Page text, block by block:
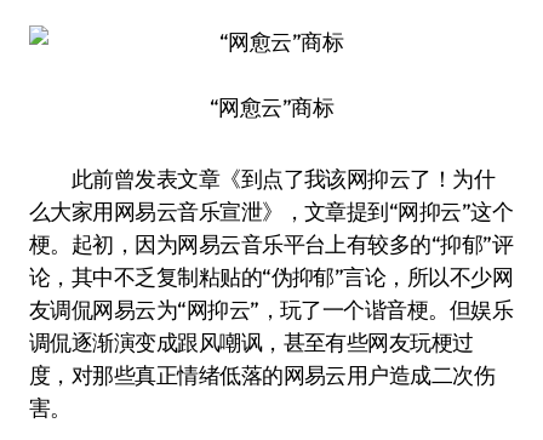
“网愈云”商标
此前曾发表文章《到点了我该网抑云了！为什
么大家用网易云音乐宣泄》，文章提到“网抑云”这个
梗。起初，因为网易云音乐平台上有较多的“抑郁”评
论，其中不乏复制粘贴的“伪抑郁”言论，所以不少网
友调侃网易云为“网抑云”，玩了一个谐音梗。但娱乐
调侃逐渐演变成跟风嘲讽，甚至有些网友玩梗过
度，对那些真正情绪低落的网易云用户造成二次伤
害。